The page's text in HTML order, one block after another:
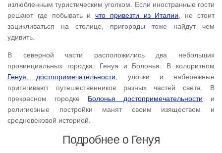
излюбленным туристическим уголком. Если иностранные гости
решают где побывать ичто привезти из Италии , не стоит
зацикливаться на столице, пригороды тоже найдут чем
удивить.
В северной части расположились два небольших
провинциальных городка: Генуа и Болонья. В колоритном
Генуя достопримечательности, улочки и набережные
притягивают путешественников разных частей света. В
прекрасном городке Болонья достопримечательности и
религиозные постройки манят своим изяществом и
средневековой историей.
Подробнее о Генуя